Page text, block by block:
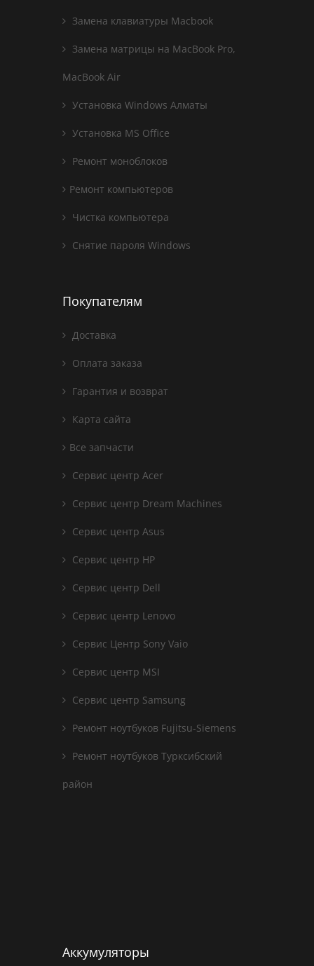
Замена клавиатуры Macbook
Замена матрицы на MacBook Pro,
MacBook Air
Установка Windows Алматы
Установка MS Office
Ремонт моноблоков
Ремонт компьютеров
Чистка компьютера
Снятие пароля Windows
Покупателям
Доставка
Оплата заказа
Гарантия и возврат
Карта сайта
Все запчасти
Сервис центр Acer
Сервис центр Dream Machines
Сервис центр Asus
Сервис центр HP
Сервис центр Dell
Сервис центр Lenovo
Сервис Центр Sony Vaio
Сервис центр MSI
Сервис центр Samsung
Ремонт ноутбуков Fujitsu-Siemens
Ремонт ноутбуков Турксибский
район
Аккумуляторы